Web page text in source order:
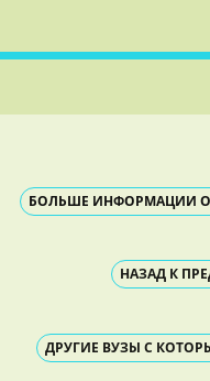
БОЛЬШЕ ИНФОРМАЦИИ О
НАЗАД К
ДРУГИЕ ВУЗЫ С